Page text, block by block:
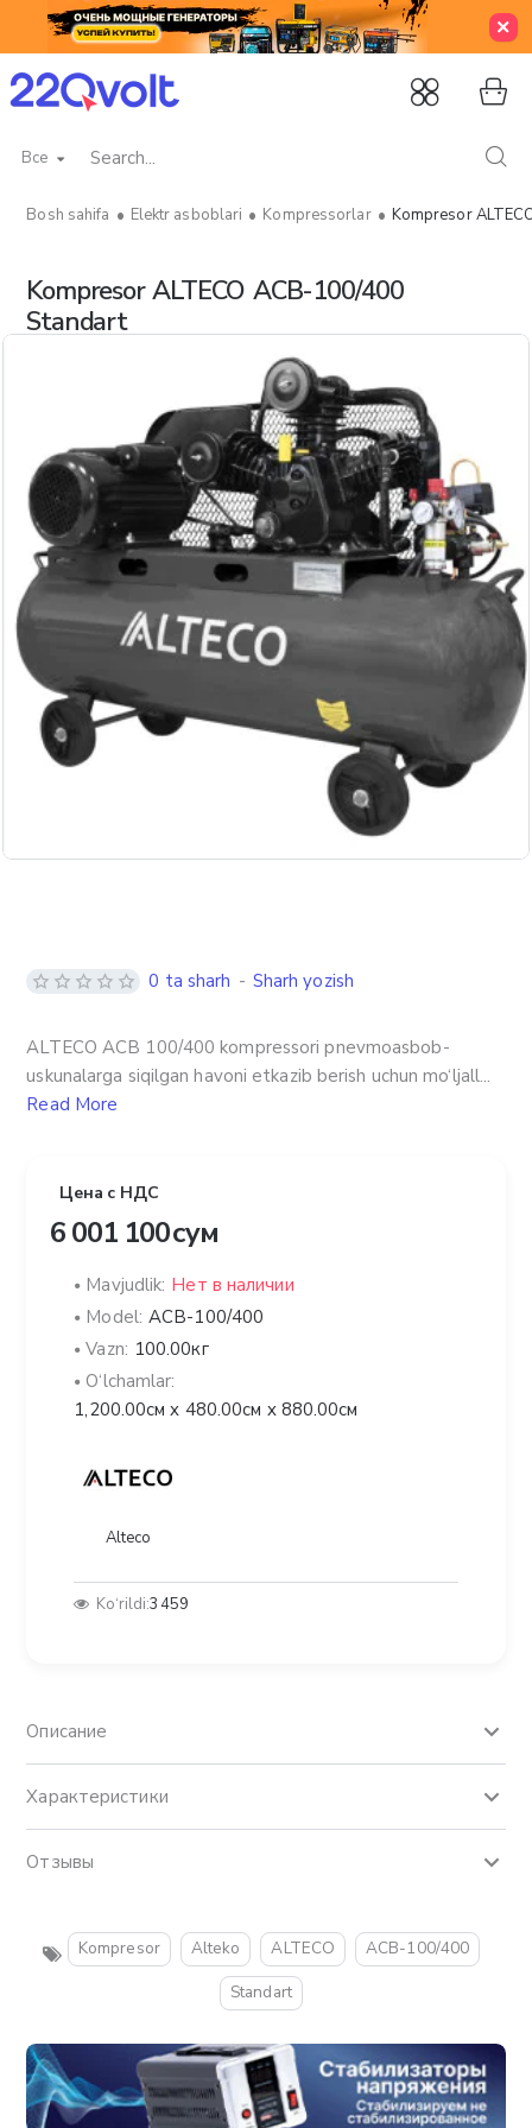
Все
Search...
Kompresor ALTECO ACB-100/400
Standart
Elektr asboblari Kompressorlar Kompresor
ALTECO ACB 100/400 kompressori pnevmoasbob-
uskunalarga siqilgan havoni etkazib berish uchun mo‘ljall...
Read More
0 ta sharh - Sharh yozish
Цена с НДС
6 001 100 сум
Mavjudlik: Нет в наличии
Model: ACB-100/400
Vazn: 100.00кг
O‘lchamlar:
1,200.00см x 480.00см x 880.00см
Alteco
Ko‘rildi:3459
Описание
Характеристики
Отзывы
Kompresor Alteko ALTECO
ACB-100/400
Standart